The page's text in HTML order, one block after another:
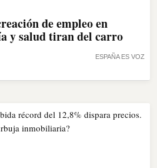
ESPAÑA ES VOZ
de empleo en
y salud tiran del carro